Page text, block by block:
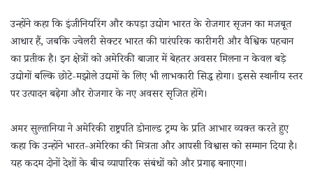
उन्होंने कहा कि इंजीनियरिंग और कपड़ा उद्योग भारत के रोजगार सृजन का मजबूत
आधार हैं, जबकि ज्वेलरी सेक्टर भारत की पारंपरिक कारीगरी और वैश्विक पहचान
का प्रतीक है। इन क्षेत्रों को अमेरिकी बाजार में बेहतर अवसर मिलना न केवल बड़े
उद्योगों बल्कि छोटे-मझोले उद्यमों के लिए भी लाभकारी सिद्ध होगा। इससे स्थानीय स्तर
पर उत्पादन बढ़ेगा और रोजगार के नए अवसर सृजित होंगे।
अमर सुल्तानिया ने अमेरिकी राष्ट्रपति डोनाल्ड ट्रम्प के प्रति आभार व्यक्त करते हुए
कहा कि उन्होंने भारत-अमेरिका की मित्रता और आपसी विश्वास को सम्मान दिया है।
यह कदम दोनों देशों के बीच व्यापारिक संबंधों को और प्रगाढ़ बनाएगा।